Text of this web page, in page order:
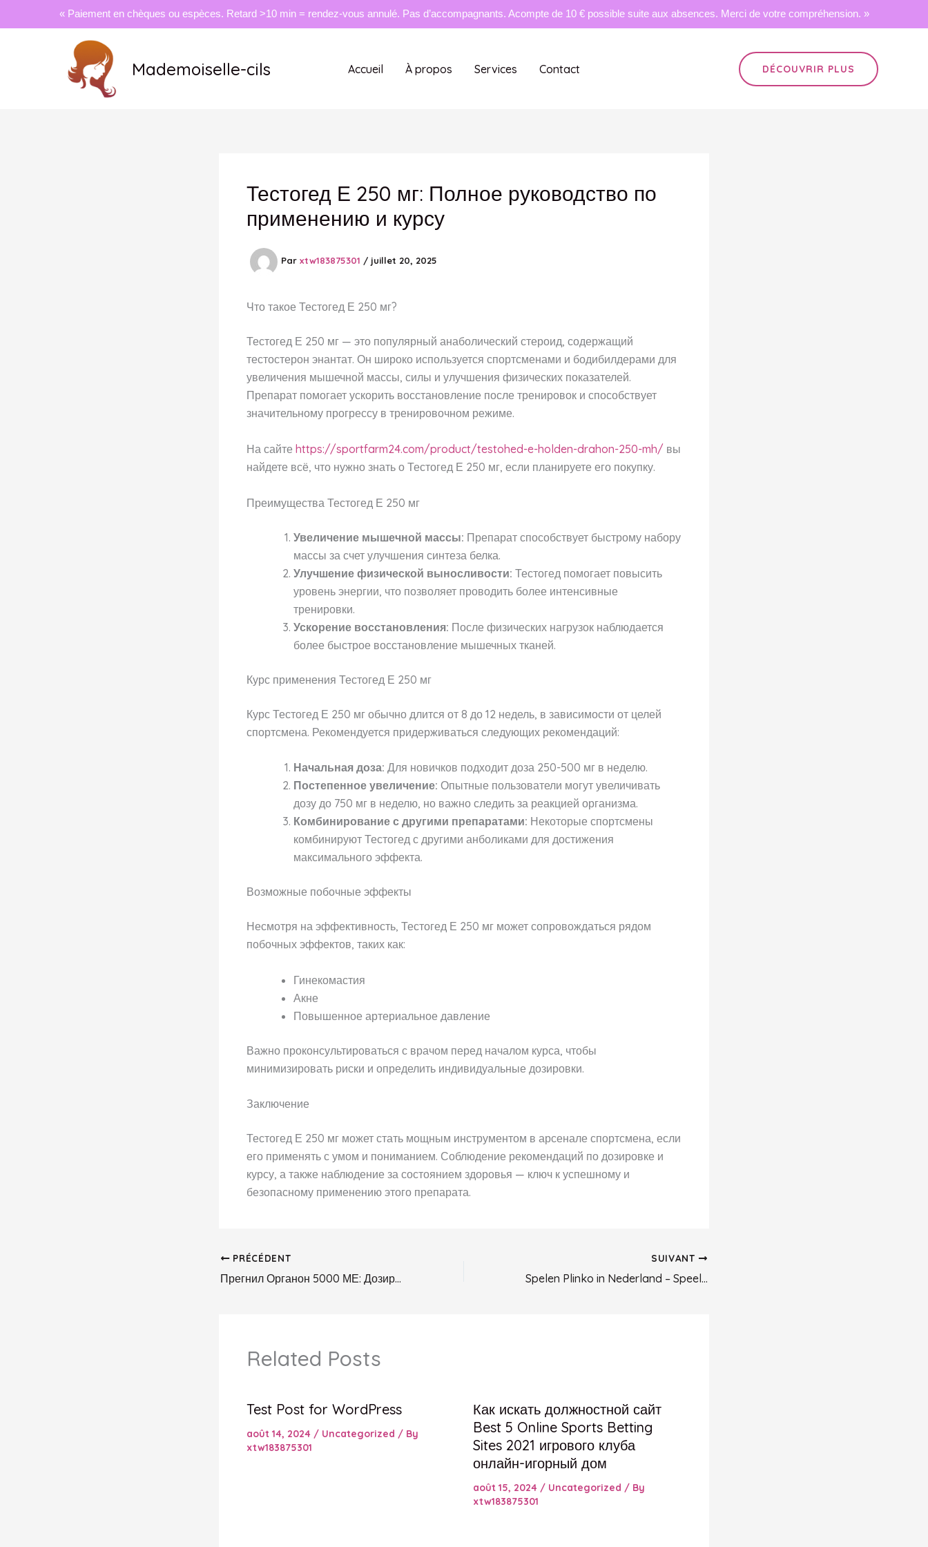
« Paiement en chèques ou espèces. Retard >10 min = rendez-vous annulé. Pas d’accompagnants. Acompte de 10 € possible suite aux absences. Merci de votre compréhension. »
Mademoiselle-cils Accueil À propos Services Contact DÉCOUVRIR PLUS
Тестогед Е 250 мг: Полное руководство по
применению и курсу
Par xtw183875301 / juillet 20, 2025
Что такое Тестогед Е 250 мг?
Тестогед Е 250 мг — это популярный анаболический стероид, содержащий
тестостерон энантат. Он широко используется спортсменами и бодибилдерами для
увеличения мышечной массы, силы и улучшения физических показателей.
Препарат помогает ускорить восстановление после тренировок и способствует
значительному прогрессу в тренировочном режиме.
На сайте https://sportfarm24.com/product/testohed-e-holden-drahon-250-mh/ вы
найдете всё, что нужно знать о Тестогед Е 250 мг, если планируете его покупку.
Преимущества Тестогед Е 250 мг
Увеличение мышечной массы: Препарат способствует быстрому набору
массы за счет улучшения синтеза белка.
Улучшение физической выносливости: Тестогед помогает повысить
уровень энергии, что позволяет проводить более интенсивные
тренировки.
Ускорение восстановления: После физических нагрузок наблюдается
более быстрое восстановление мышечных тканей.
Курс применения Тестогед Е 250 мг
Курс Тестогед Е 250 мг обычно длится от 8 до 12 недель, в зависимости от целей
спортсмена. Рекомендуется придерживаться следующих рекомендаций:
Начальная доза: Для новичков подходит доза 250-500 мг в неделю.
Постепенное увеличение: Опытные пользователи могут увеличивать
дозу до 750 мг в неделю, но важно следить за реакцией организма.
Комбинирование с другими препаратами: Некоторые спортсмены
комбинируют Тестогед с другими анболиками для достижения
максимального эффекта.
Возможные побочные эффекты
Несмотря на эффективность, Тестогед Е 250 мг может сопровождаться рядом
побочных эффектов, таких как:
Гинекомастия
Акне
Повышенное артериальное давление
Важно проконсультироваться с врачом перед началом курса, чтобы
минимизировать риски и определить индивидуальные дозировки.
Заключение
Тестогед Е 250 мг может стать мощным инструментом в арсенале спортсмена, если
его применять с умом и пониманием. Соблюдение рекомендаций по дозировке и
курсу, а также наблюдение за состоянием здоровья — ключ к успешному и
безопасному применению этого препарата.
PRÉCÉDENT
Прегнил Органон 5000 МЕ: Дозировка и Применение
SUIVANT
Spelen Plinko in Nederland – Speel Online bij Online Casino.1547
Related Posts
Test Post for WordPress
août 14, 2024 / Uncategorized / By
xtw183875301
Как искать должностной сайт
Best 5 Online Sports Betting
Sites 2021 игрового клуба
онлайн-игорный дом
août 15, 2024 / Uncategorized / By
xtw183875301